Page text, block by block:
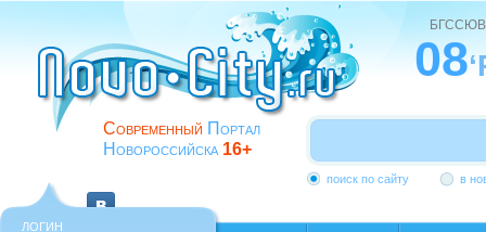
Современный Портал
Новороссийска 16+
08
поиск по сайту в
ЛОГИН